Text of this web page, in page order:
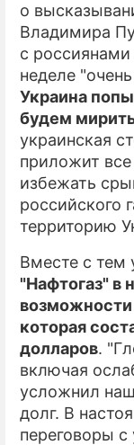
о
Владимира
с
неделе
Украина
будем
украинская
приложит все
избежать
российского
территорию
Вместе с тем
"Нафтогаз" в
которая
долларов.
включая
усложнил
долг. В
переговоры